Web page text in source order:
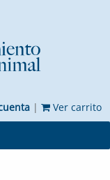
| Ver carrito